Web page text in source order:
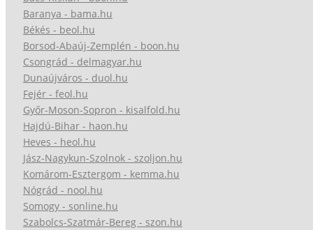
Baranya - bama.hu
Békés - beol.hu
Borsod-Abaúj-Zemplén - boon.hu
Csongrád - delmagyar.hu
Dunaújváros - duol.hu
Fejér - feol.hu
Győr-Moson-Sopron - kisalfold.hu
Hajdú-Bihar - haon.hu
Heves - heol.hu
Jász-Nagykun-Szolnok - szoljon.hu
Komárom-Esztergom - kemma.hu
Nógrád - nool.hu
Somogy - sonline.hu
Szabolcs-Szatmár-Bereg - szon.hu